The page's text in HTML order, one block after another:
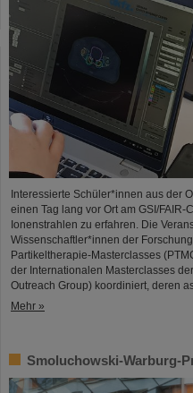
Interessierte Schüler*innen aus der
einen Tag lang vor Ort am GSI/
Ionenstrahlen zu erfahren. Die
Wissenschaftler*innen der
Partikeltherapie-Masterclasses
der Internationalen Masterclasses
Outreach Group) koordiniert, deren
Mehr »
Smoluchowski-Warburg-